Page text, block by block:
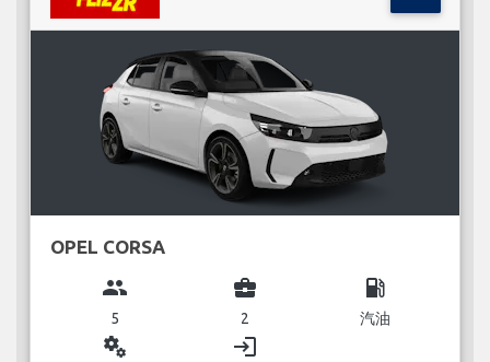
OPEL CORSA
group
5
business_center
2
local_gas_station
汽油
miscellaneous_services login